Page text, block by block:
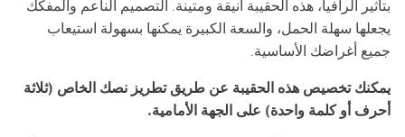
بتأثير الرافيا، هذه الحقيبة أنيقة ومتينة. التصميم الناعم والمفكك
يجعلها سهلة الحمل، والسعة الكبيرة يمكنها بسهولة استيعاب
جميع أغراضك الأساسية.
يمكنك تخصيص هذه الحقيبة عن طريق تطريز نصك الخاص (ثلاثة
أحرف أو كلمة واحدة) على الجهة الأمامية.